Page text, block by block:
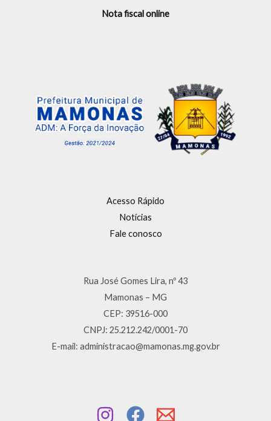
Nota fiscal online
Acesso Rápido
Notícias
Fale conosco
Rua José Gomes Lira, nº 43
Mamonas – MG
CEP: 39516-000
CNPJ: 25.212.242/0001-70
E-mail: administracao@mamonas.mg.gov.br